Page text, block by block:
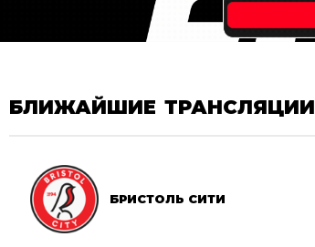
БЛИЖАЙШИЕ ТРАНСЛЯЦИИ
БРИСТОЛЬ СИТИ